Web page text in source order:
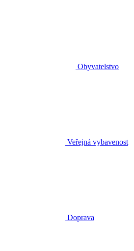
Obyvatelstvo
Veřejná vybavenost
Doprava